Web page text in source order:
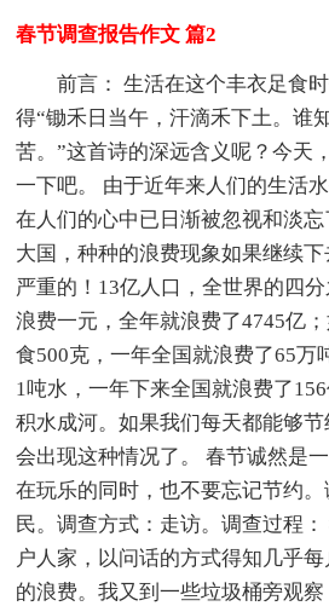
春节调查报告作文 篇2
前言： 生活在这个丰衣足食
得“锄禾日当午，汗滴禾下土。谁
苦。”这首诗的深远含义呢？今天
一下吧。 由于近年来人们的生活
在人们的心中已日渐被忽视和淡
大国，种种的浪费现象如果继续
严重的！13亿人口，全世界的四
浪费一元，全年就浪费了4745亿
食500克，一年全国就浪费了65万
1吨水，一年下来全国就浪费了
积水成河。如果我们每天都能够
会出现这种情况了。 春节诚然是
在玩乐的同时，也不要忘记节约
民。调查方式：走访。调查过程
户人家，以问话的方式得知几乎
的浪费。我又到一些垃圾桶旁观